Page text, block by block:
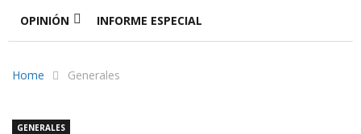
OPINIÓN INFORME ESPECIAL
Home Generales
GENERALES